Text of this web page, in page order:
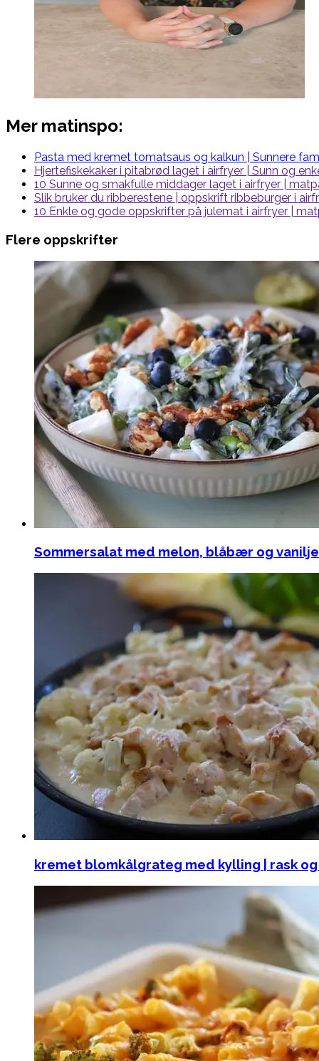
Mer matinspo:
Pasta med kremet tomatsaus og kalkun | Sunnere
Hjertefiskekaker i pitabrød laget i airfryer | Sunn og
10 Sunne og smakfulle middager laget i airfryer |
Slik bruker du ribberestene | oppskrift ribbeburger i
10 Enkle og gode oppskrifter på julemat i airfryer |
Flere oppskrifter
Sommersalat med melon, blåbær og
kremet blomkålgrateg med kylling | rask